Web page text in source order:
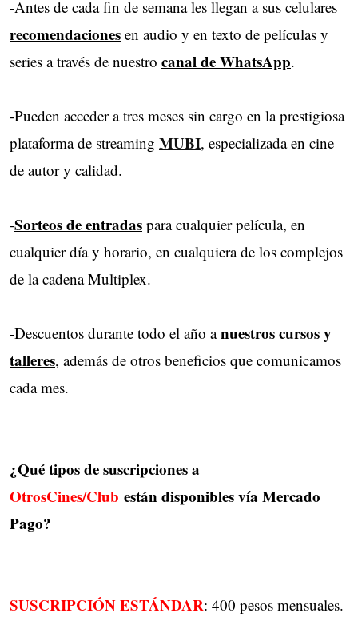
-Antes de cada fin de semana les llegan a sus celulares
recomendaciones en audio y en texto de películas y
series a través de nuestro canal de WhatsApp.
-Pueden acceder a tres meses sin cargo en la prestigiosa
plataforma de streaming MUBI, especializada en cine
de autor y calidad.
-Sorteos de entradas para cualquier película, en
cualquier día y horario, en cualquiera de los complejos
de la cadena Multiplex.
-Descuentos durante todo el año anuestros cursos y
talleres, además de otros beneficios que comunicamos
cada mes.
¿Qué tipos de suscripciones a
OtrosCines/Club están disponibles vía Mercado
Pago?
SUSCRIPCIÓN ESTÁNDAR: 400 pesos mensuales.